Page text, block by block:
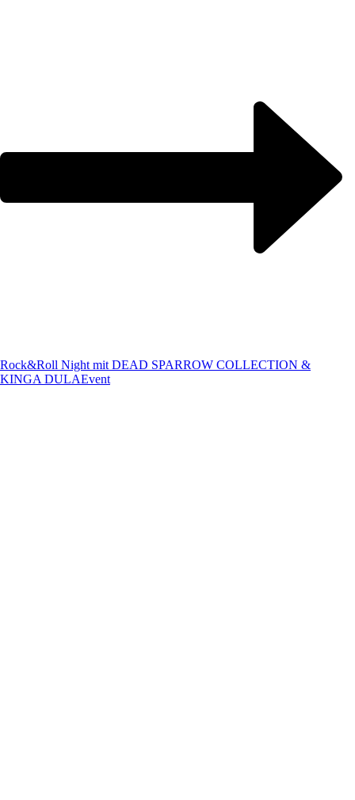
Rock&Roll Night mit DEAD SPARROW COLLECTION &
KINGA DULAEvent